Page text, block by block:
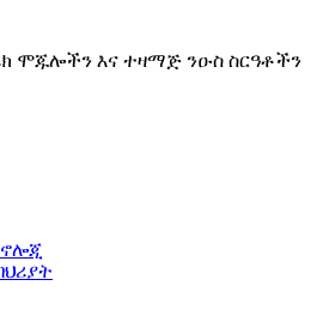
ሞጁሎችን እና ተዛማጅ ንዑስ ስርዓቶችን